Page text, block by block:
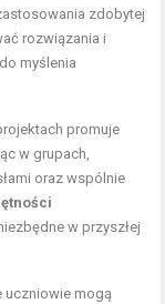
zdobytej
rozwiązania i
myślenia
promuje
w grupach,
oraz wspólnie
w przyszłej
uczniowie mogą